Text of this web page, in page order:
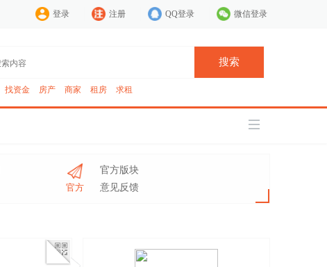
登录 注册 QQ登录 微信登录
搜索
找资金 房产 商家 租房 求租
官方
官方版块
意见反馈